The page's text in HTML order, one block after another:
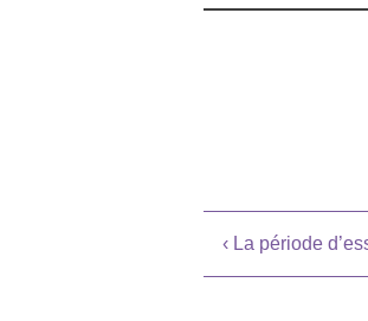
Navigation
‹ La période